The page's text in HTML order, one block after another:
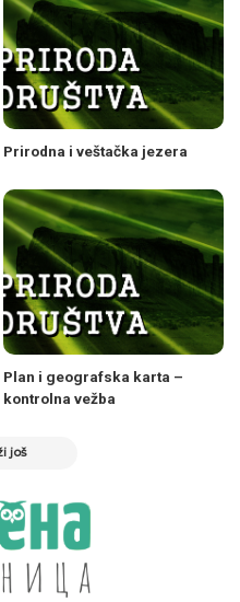
Prirodna i veštačka jezera
Plan i geografska karta –
kontrolna vežba
još